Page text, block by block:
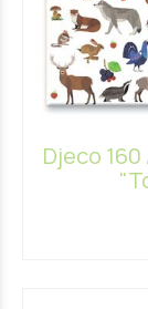
Djeco